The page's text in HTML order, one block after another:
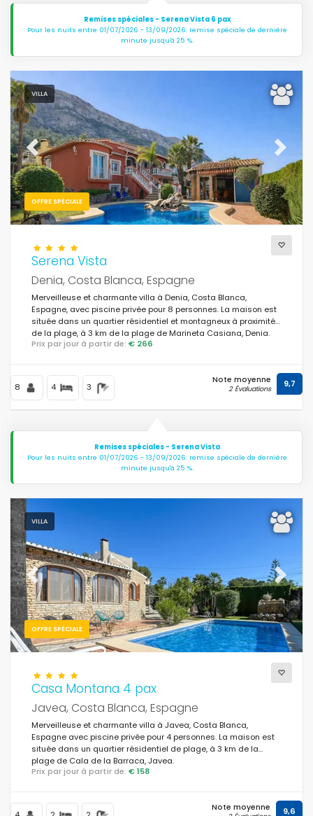
Remises spéciales - Serena Vista 6 pax
Pour les nuits entre 01/07/2026 - 13/09/2026: remise spéciale de dernière
minute jusqu'à 25 %.
VILLA
OFFRE SPÉCIALE
Previous Next
Serena Vista
Denia, Costa Blanca, Espagne
Merveilleuse et charmante villa à Denia, Costa Blanca,
Espagne, avec piscine privée pour 8 personnes. La maison est
située dans un quartier résidentiel et montagneux à proximité
de la plage, à 3 km de la plage de Marineta Casiana, Denia.
Prix par jour à partir de: € 266
8 4 3
Note moyenne
2 Évaluations 9,7
Remises spéciales - Serena Vista
Pour les nuits entre 01/07/2026 - 13/09/2026: remise spéciale de dernière
minute jusqu'à 25 %.
VILLA
OFFRE SPÉCIALE
Previous Next
Casa Montana 4 pax
Javea, Costa Blanca, Espagne
Merveilleuse et charmante villa à Javea, Costa Blanca,
Espagne avec piscine privée pour 4 personnes. La maison est
située dans un quartier résidentiel de plage, à 3 km de la
plage de Cala de la Barraca, Javea.
Prix par jour à partir de: € 158
Note moyenne 9,6